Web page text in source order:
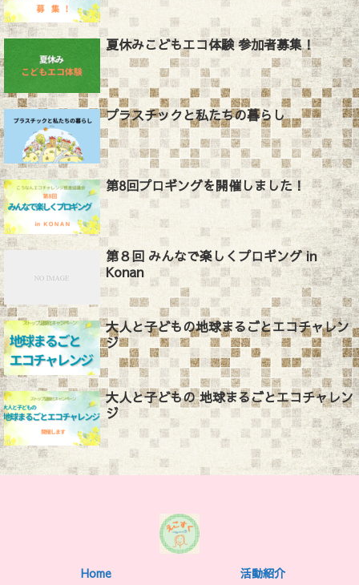
夏休みこどもエコ体験 参加者募集！
プラスチックと私たちの暮らし
第8回プロギングを開催しました！
第８回 みんなで楽しくプロギング in
Konan
大人と子どもの地球まるごとエコチャレン
ジ
大人と子どもの 地球まるごとエコチャレン
ジ
Home 活動紹介